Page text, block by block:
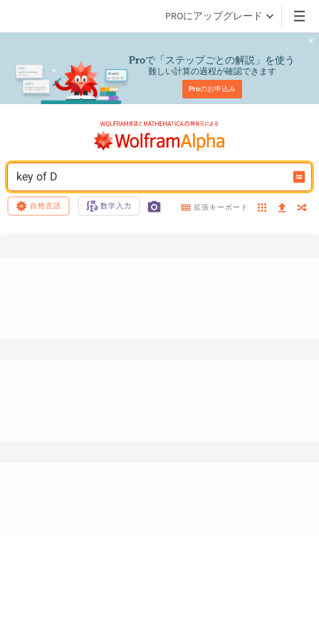
PROにアップグレード
Proで「ステップごとの解説」を使う
難しい計算の過程が確認できます
Proのお申込み
key of D
自然言語 数学入力 拡張キーボード